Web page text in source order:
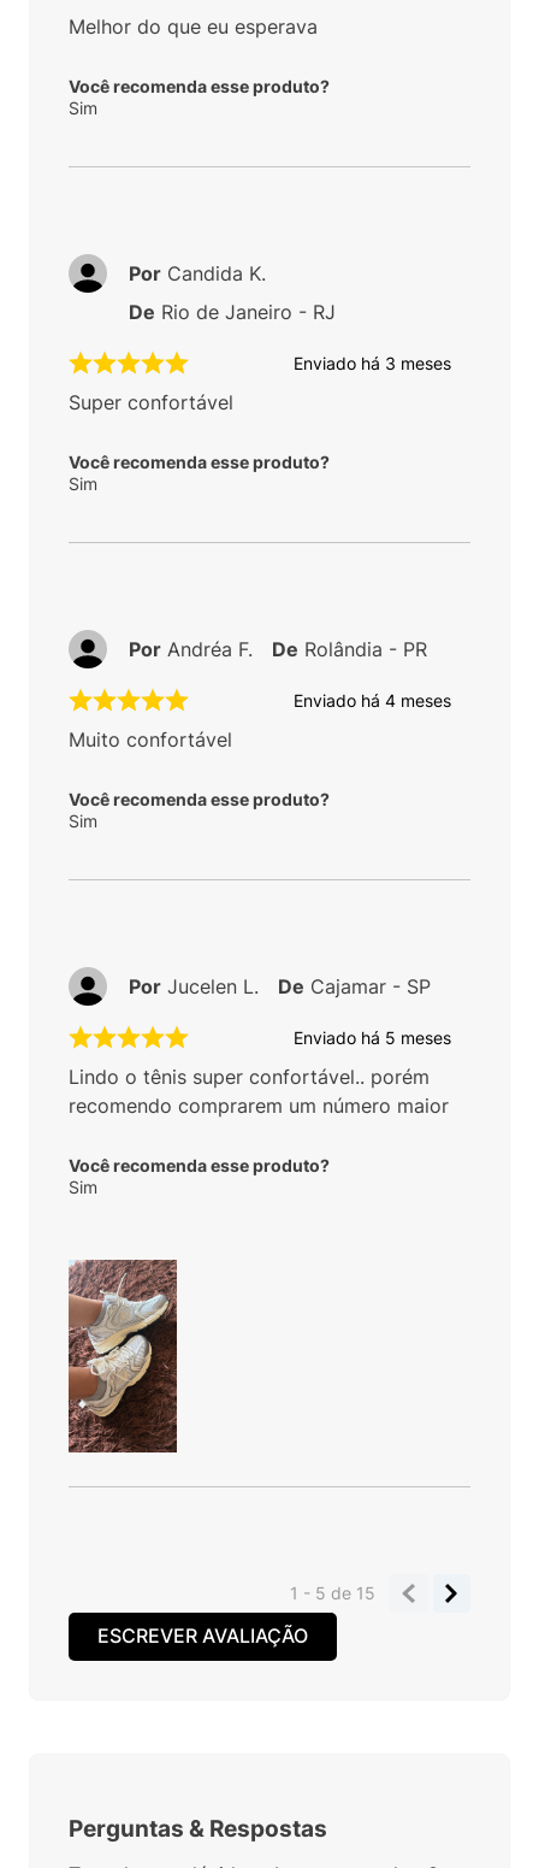
Melhor do que eu esperava
Você recomenda esse produto?
Sim
Enviado há 3 meses
Super confortável
Você recomenda esse produto?
Sim
Por Candida K.
De Rio de Janeiro - RJ
Enviado há 4 meses
Muito confortável
Você recomenda esse produto?
Sim
Por Andréa F. De Rolândia - PR
Enviado há 5 meses
Lindo o tênis super confortável.. porém
recomendo comprarem um número maior
Você recomenda esse produto?
Sim
Por Jucelen L. De Cajamar - SP
1 - 5de 15
ESCREVER AVALIAÇÃO
Perguntas & Respostas